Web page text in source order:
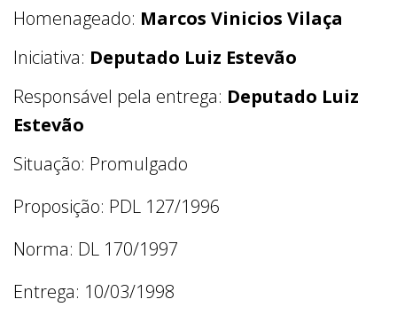
Homenageado: Marcos Vinicios Vilaça
Iniciativa: Deputado Luiz Estevão
Responsável pela entrega: Deputado Luiz
Estevão
Situação: Promulgado
Proposição: PDL 127/1996
Norma: DL 170/1997
Entrega: 10/03/1998